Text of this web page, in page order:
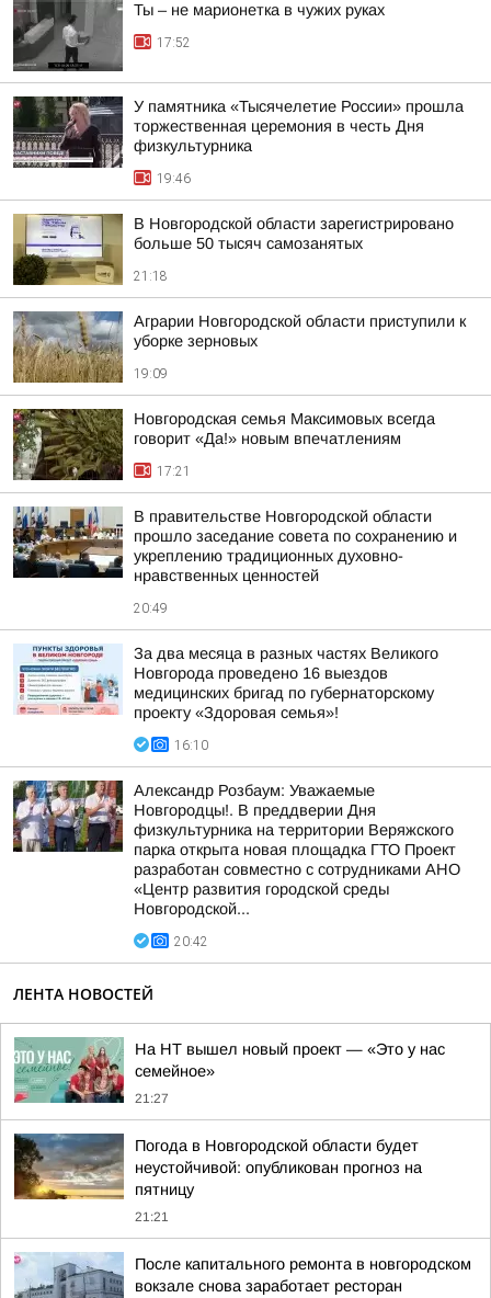
Ты – не марионетка в чужих руках
17:52
У памятника «Тысячелетие России» прошла
торжественная церемония в честь Дня
физкультурника
19:46
В Новгородской области зарегистрировано
больше 50 тысяч самозанятых
21:18
Аграрии Новгородской области приступили к
уборке зерновых
19:09
Новгородская семья Максимовых всегда
говорит «Да!» новым впечатлениям
17:21
В правительстве Новгородской области
прошло заседание совета по сохранению и
укреплению традиционных духовно-
нравственных ценностей
20:49
За два месяца в разных частях Великого
Новгорода проведено 16 выездов
медицинских бригад по губернаторскому
проекту «Здоровая семья»!
16:10
Александр Розбаум: Уважаемые
Новгородцы!. В преддверии Дня
физкультурника на территории Веряжского
парка открыта новая площадка ГТО Проект
разработан совместно с сотрудниками АНО
«Центр развития городской среды
Новгородской...
20:42
ЛЕНТА НОВОСТЕЙ
На НТ вышел новый проект — «Это у нас
семейное»
21:27
Погода в Новгородской области будет
неустойчивой: опубликован прогноз на
пятницу
21:21
После капитального ремонта в новгородском
вокзале снова заработает ресторан